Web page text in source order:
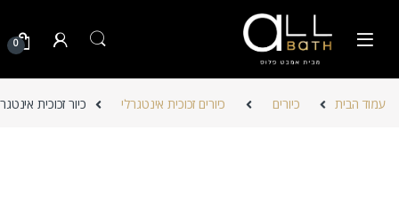
0
עמוד הבית כיורים כיורים זכוכית אינטגרלי כיור זכוכית